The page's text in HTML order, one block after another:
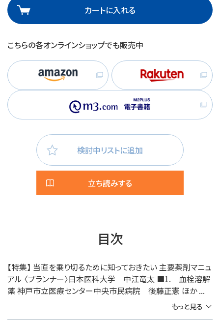
カートに入れる
こちらの各オンラインショップでも販売中
検討中リストに追加
立ち読みする
目次
【特集】 当直を乗り切るために知っておきたい 主要薬剤マニュ
アル 〈プランナー〉日本医科大学 中江竜太 ■1. 血栓溶解
薬 神戸市立医療センター中央市民病院 後藤正憲 ほか ...
もっと見る